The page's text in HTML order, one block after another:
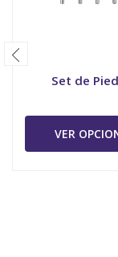
Set de
VER